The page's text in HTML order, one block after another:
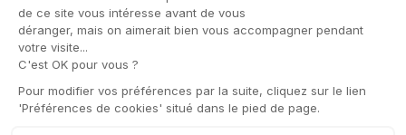
Politique de confidentialité Application portaphone
SUIVEZ-NOUS